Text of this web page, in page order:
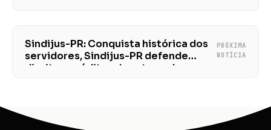
Sindijus-PR: Conquista histórica dos
servidores, Sindijus-PR defende
direito a créditos dos atrasados
PRÓXIMA
NOTÍCIA